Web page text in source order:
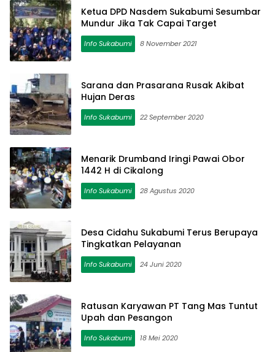
Ketua DPD Nasdem Sukabumi Sesumbar
Mundur Jika Tak Capai Target
Info Sukabumi 8 November 2021
Sarana dan Prasarana Rusak Akibat
Hujan Deras
Info Sukabumi 22 September 2020
Menarik Drumband Iringi Pawai Obor
1442 H di Cikalong
Info Sukabumi 28 Agustus 2020
Desa Cidahu Sukabumi Terus Berupaya
Tingkatkan Pelayanan
Info Sukabumi 24 Juni 2020
Ratusan Karyawan PT Tang Mas Tuntut
Upah dan Pesangon
Info Sukabumi 18 Mei 2020